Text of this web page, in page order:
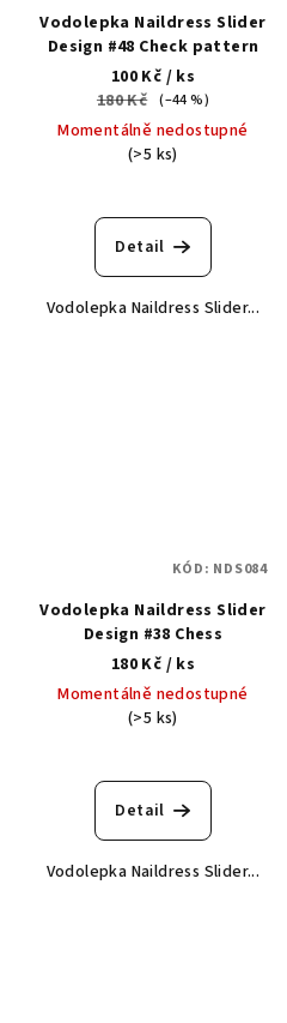
Vodolepka Naildress Slider
Design #48 Check pattern
100 Kč / ks
180 Kč (–44 %)
Momentálně nedostupné
(>5 ks)
Detail
Vodolepka Naildress Slider...
Vodolepka Naildress Slider
Design #38 Chess
180 Kč / ks
Momentálně nedostupné
(>5 ks)
Detail
Vodolepka Naildress Slider...
KÓD: NDS084